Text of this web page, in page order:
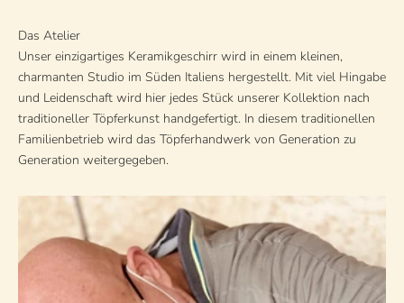
Das Atelier
Unser einzigartiges Keramikgeschirr wird in einem kleinen,
charmanten Studio im Süden Italiens hergestellt. Mit viel Hingabe
und Leidenschaft wird hier jedes Stück unserer Kollektion nach
traditioneller Töpferkunst handgefertigt. In diesem traditionellen
Familienbetrieb wird das Töpferhandwerk von Generation zu
Generation weitergegeben.